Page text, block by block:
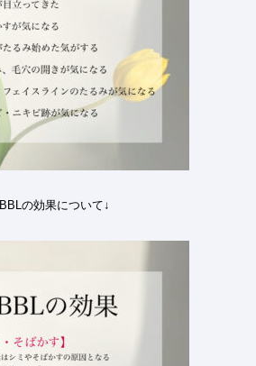
BBLの効果について↓